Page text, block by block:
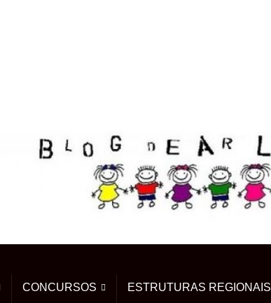
CONCURSOS ESTRUTURAS REGIONAIS